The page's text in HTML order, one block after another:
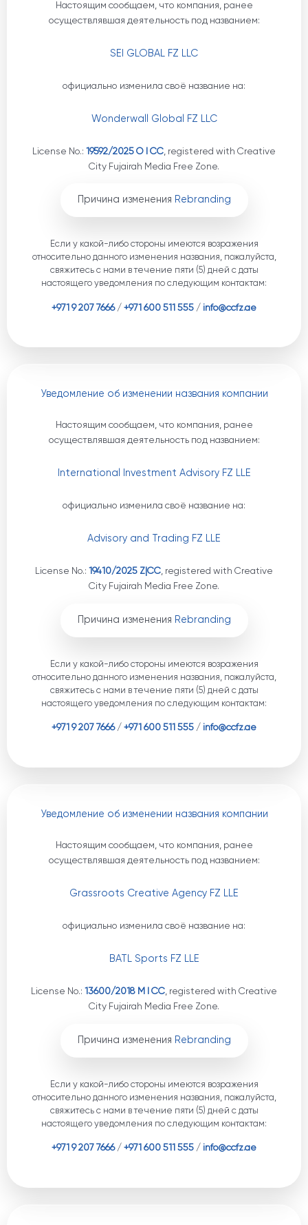
Настоящим сообщаем, что компания, ранее
осуществлявшая деятельность под названием:
SEI GLOBAL FZ LLC
официально изменила своё название на:
Wonderwall Global FZ LLC
License No.: 19592/2025 O I CC , registered with Creative
City Fujairah Media Free Zone.
Причина изменения Rebranding
Если у какой-либо стороны имеются возражения
относительно данного изменения названия, пожалуйста,
свяжитесь с нами в течение пяти (5) дней с даты
настоящего уведомления по следующим контактам:
+971 9 207 7666/ +971 600 511 555 / info@ccfz.ae
Уведомление об изменении названия компании
Настоящим сообщаем, что компания, ранее
осуществлявшая деятельность под названием:
International Investment Advisory FZ LLE
официально изменила своё название на:
Advisory and Trading FZ LLE
License No.: 19410/2025 Z|CC, registered with Creative
City Fujairah Media Free Zone.
Причина изменения Rebranding
Если у какой-либо стороны имеются возражения
относительно данного изменения названия, пожалуйста,
свяжитесь с нами в течение пяти (5) дней с даты
настоящего уведомления по следующим контактам:
+971 9 207 7666/ +971 600 511 555 / info@ccfz.ae
Уведомление об изменении названия компании
Настоящим сообщаем, что компания, ранее
осуществлявшая деятельность под названием:
Grassroots Creative Agency FZ LLE
официально изменила своё название на:
BATL Sports FZ LLE
License No.: 13600/2018 M I CC , registered with Creative
City Fujairah Media Free Zone.
Причина изменения Rebranding
Если у какой-либо стороны имеются возражения
относительно данного изменения названия, пожалуйста,
свяжитесь с нами в течение пяти (5) дней с даты
настоящего уведомления по следующим контактам:
+971 9 207 7666/ +971 600 511 555 / info@ccfz.ae